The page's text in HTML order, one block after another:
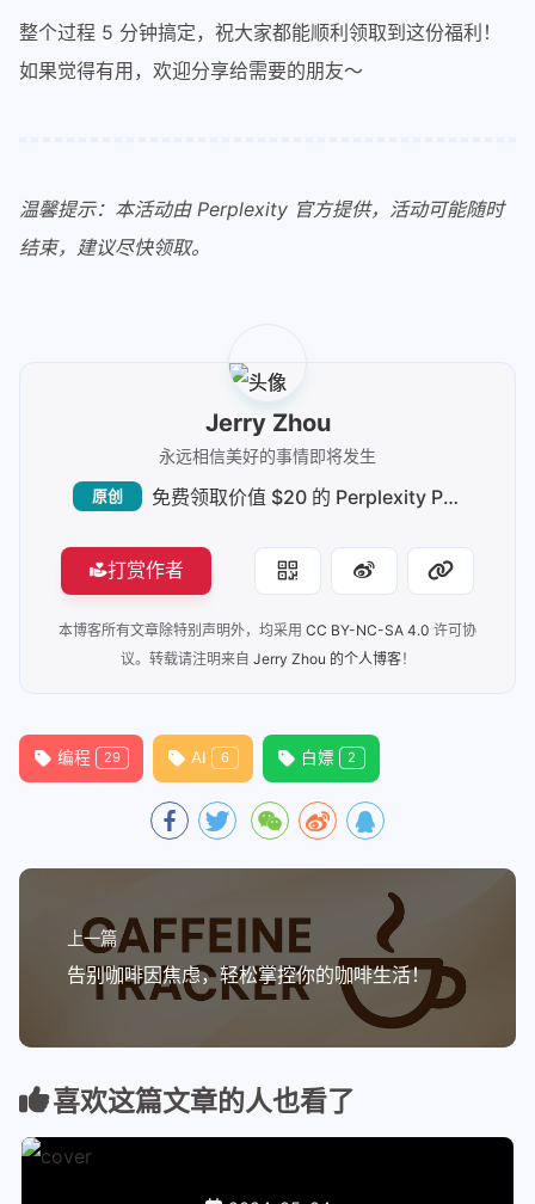
整个过程 5 分钟搞定，祝大家都能顺利领取到这份福利！
如果觉得有用，欢迎分享给需要的朋友～
温馨提示：本活动由 Perplexity 官方提供，活动可能随时
结束，建议尽快领取。
Jerry Zhou
永远相信美好的事情即将发生
原创 免费领取价值 $20 的 Perplexity Pro 会员，让 AI 搜索助你工作学习更高效！
打赏作者
本博客所有文章除特别声明外，均采用 CC BY-NC-SA 4.0 许可协
议。转载请注明来自 Jerry Zhou 的个人博客！
编程 29 AI 6 白嫖 2
上一篇
告别咖啡因焦虑，轻松掌控你的咖啡生活！
喜欢这篇文章的人也看了